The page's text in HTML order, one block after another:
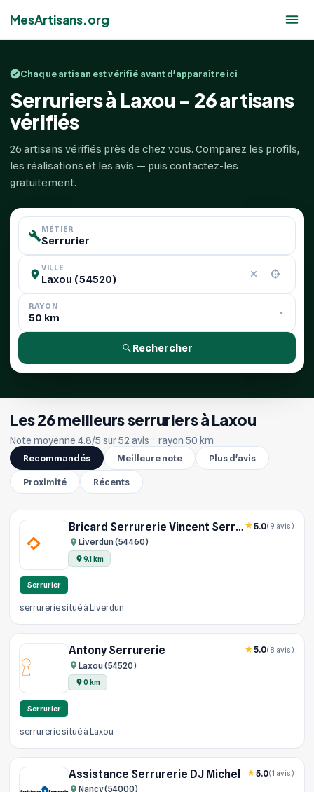
MesArtisans.org
Chaque artisan est vérifié avant d'apparaître ici
Serruriers à Laxou - 26 artisans
vérifiés
26 artisans vérifiés près de chez vous. Comparez les profils,
les réalisations et les avis — puis contactez-les
gratuitement.
MÉTIER
VILLE
RAYON
Rechercher
Les 26 meilleurs serruriers à Laxou
Note moyenne 4.8/5 sur 52 avis · rayon 50 km
Recommandés
Meilleure note Plus d'avis
Proximité Récents
Bricard Serrurerie Vincent Serrurier Confiance
Liverdun (54460)
9.1 km
5.0(9 avis)
Serrurier
serrurerie situé à Liverdun
Antony Serrurerie
Laxou (54520)
0 km
5.0(8 avis)
Serrurier
serrurerie situé à Laxou
Assistance Serrurerie DJ Michel
Nancy (54000)
5.0(1 avis)